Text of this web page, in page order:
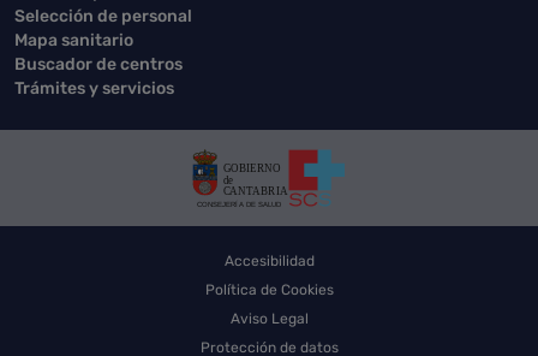
Selección de personal
Mapa sanitario
Buscador de centros
Trámites y servicios
Accesibilidad
Política de Cookies
Aviso Legal
Protección de datos